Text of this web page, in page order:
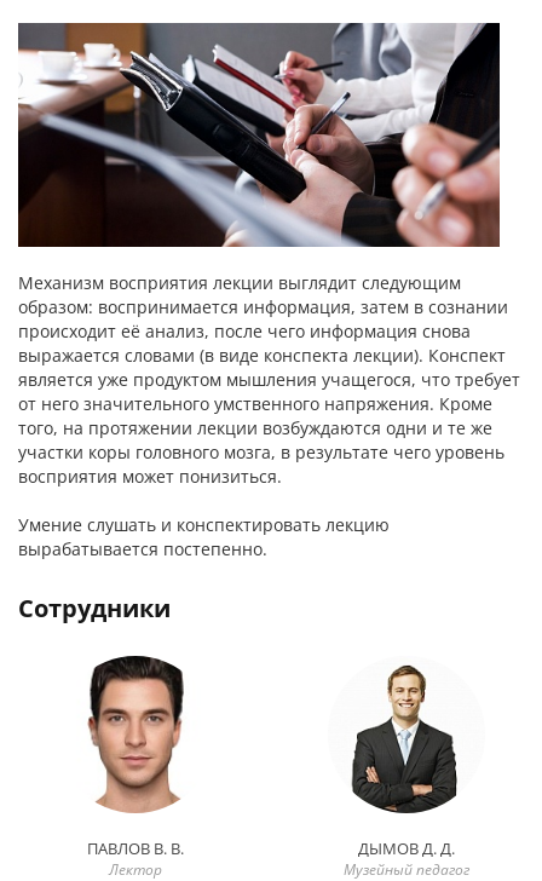
Механизм восприятия лекции выглядит следующим
образом: воспринимается информация, затем в сознании
происходит её анализ, после чего информация снова
выражается словами (в виде конспекта лекции). Конспект
является уже продуктом мышления учащегося, что требует
от него значительного умственного напряжения. Кроме
того, на протяжении лекции возбуждаются одни и те же
участки коры головного мозга, в результате чего уровень
восприятия может понизиться.
Умение слушать и конспектировать лекцию
вырабатывается постепенно.
Сотрудники
ПАВЛОВ В. В.
Лектор
ДЫМОВ Д. Д.
Музейный педагог